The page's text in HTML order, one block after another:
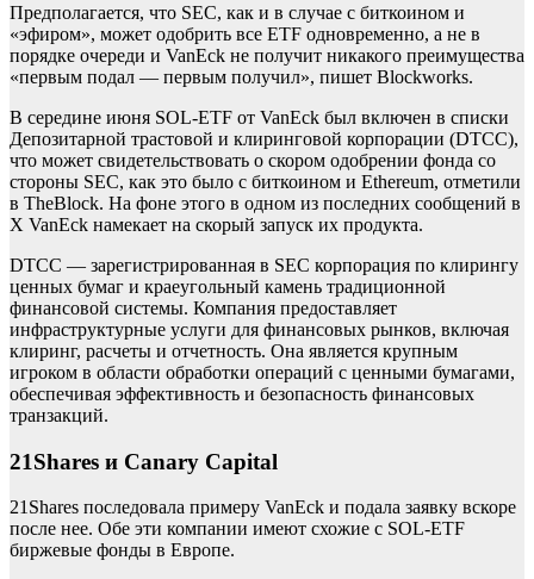
Предполагается, что SEC, как и в случае с биткоином и
«эфиром», может одобрить все ETF одновременно, а не в
порядке очереди и VanEck не получит никакого преимущества
«первым подал — первым получил», пишет Blockworks.
В середине июня SOL-ETF от VanEck был включен в списки
Депозитарной трастовой и клиринговой корпорации (DTCC),
что может свидетельствовать о скором одобрении фонда со
стороны SEC, как это было с биткоином и Ethereum, отметили
в TheBlock. На фоне этого в одном из последних сообщений в
X VanEck намекает на скорый запуск их продукта.
DTCC — зарегистрированная в SEC корпорация по клирингу
ценных бумаг и краеугольный камень традиционной
финансовой системы. Компания предоставляет
инфраструктурные услуги для финансовых рынков, включая
клиринг, расчеты и отчетность. Она является крупным
игроком в области обработки операций с ценными бумагами,
обеспечивая эффективность и безопасность финансовых
транзакций.
21Shares и Canary Capital
21Shares последовала примеру VanEck и подала заявку вскоре
после нее. Обе эти компании имеют схожие с SOL-ETF
биржевые фонды в Европе.